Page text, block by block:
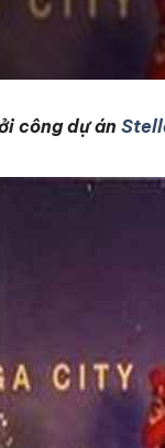
công dự án